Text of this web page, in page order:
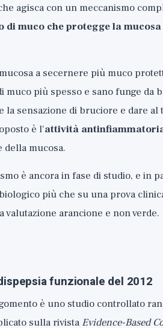
agisca con un meccanismo
muco che protegge la
a secernere più muco
più spesso e sano funge da
sensazione di bruciore e dare
è l'attività
mucosa.
è ancora in fase di studio, e in
più che su una prova
arancione e non verde.
funzionale del 2012
è uno studio controllato
sulla rivista Evidence-Based